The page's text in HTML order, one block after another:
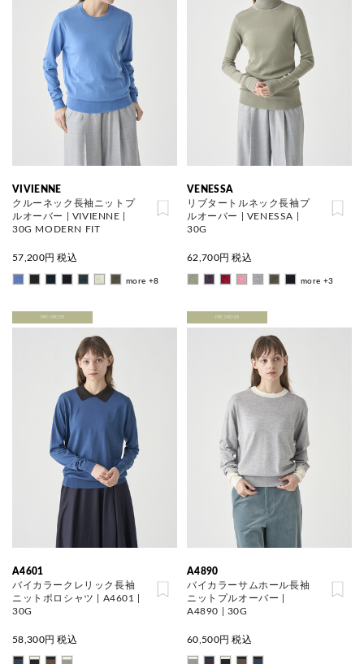
VIVIENNE
クルーネック長袖ニットプ
ルオーバー | VIVIENNE |
30G MODERN FIT
57,200円 税込
more +8
VENESSA
リブタートルネック長袖プ
ルオーバー | VENESSA |
30G
62,700円 税込
more +3
PRE ORDER
A4601
バイカラークレリック長袖
ニットポロシャツ | A4601 |
30G
58,300円 税込
PRE ORDER
A4890
バイカラーサムホール長袖
ニットプルオーバー |
A4890 | 30G
60,500円 税込